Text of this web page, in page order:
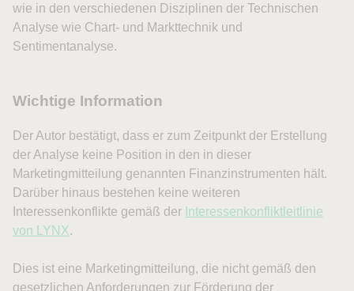
wie in den verschiedenen Disziplinen der Technischen
Analyse wie Chart- und Markttechnik und
Sentimentanalyse.